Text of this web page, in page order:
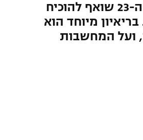
לאחר שתי עונות מוצלחות בסכנין ובטבריה, המגן בן ה-23 שואף להוכיח
מיוחד הוא
ועל המחשבות